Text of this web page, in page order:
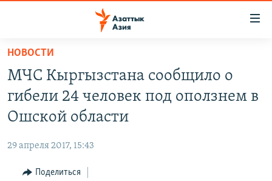
Вернуться
основному
содержанию
Вернутся
главной
навигации
Вернутся
КАЗАХСТАН
КЫРГЫЗСТАН
ТАДЖИКИСТАН
НОВОСТИ
ВОЙНА В УКРАИНЕ
ҚАЗАҚША
КЫРГЫЗЧА
НОВОСТИ
МЧС Кыргызстана сообщило о
гибели 24 человек под оползнем в
Ошской области
29 апреля 2017, 15:43
Поделиться